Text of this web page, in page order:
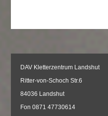
DAV Kletterzentrum Landshut
Ritter-von-Schoch Str.6
84036 Landshut
Fon 0871 47730614